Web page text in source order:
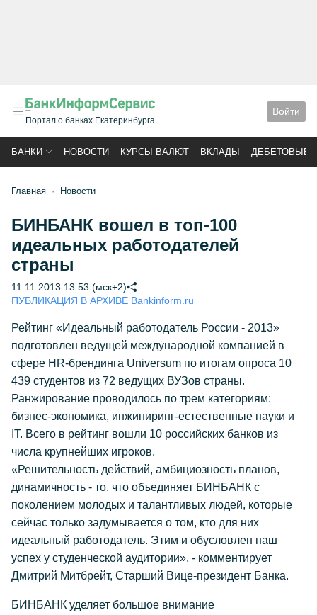
Портал о банках Екатеринбурга
Войти
БАНКИ НОВОСТИ КУРСЫ ВАЛЮТ ВКЛАДЫ ДЕБЕТОВЫЕ
Главная Новости
БИНБАНК вошел в топ-100
идеальных работодателей
страны
11.11.2013 13:53 (мск+2)
ПУБЛИКАЦИЯ В АРХИВЕ Bankinform.ru
Рейтинг «Идеальный работодатель России - 2013»
подготовлен ведущей международной компанией в
сфере HR-брендинга Universum по итогам опроса 10
439 студентов из 72 ведущих ВУЗов страны.
Ранжирование проводилось по трем категориям:
бизнес-экономика, инжиниринг-естественные науки и
IT. Всего в рейтинг вошли 10 российских банков из
числа крупнейших игроков.
«Решительность действий, амбициозность планов,
динамичность - то, что объединяет БИНБАНК с
поколением молодых и талантливых людей, которые
сейчас только задумывается о том, кто для них
идеальный работодатель. Этим и обусловлен наш
успех у студенческой аудитории», - комментирует
Дмитрий Митбрейт, Старший Вице-президент Банка.
БИНБАНК уделяет большое внимание